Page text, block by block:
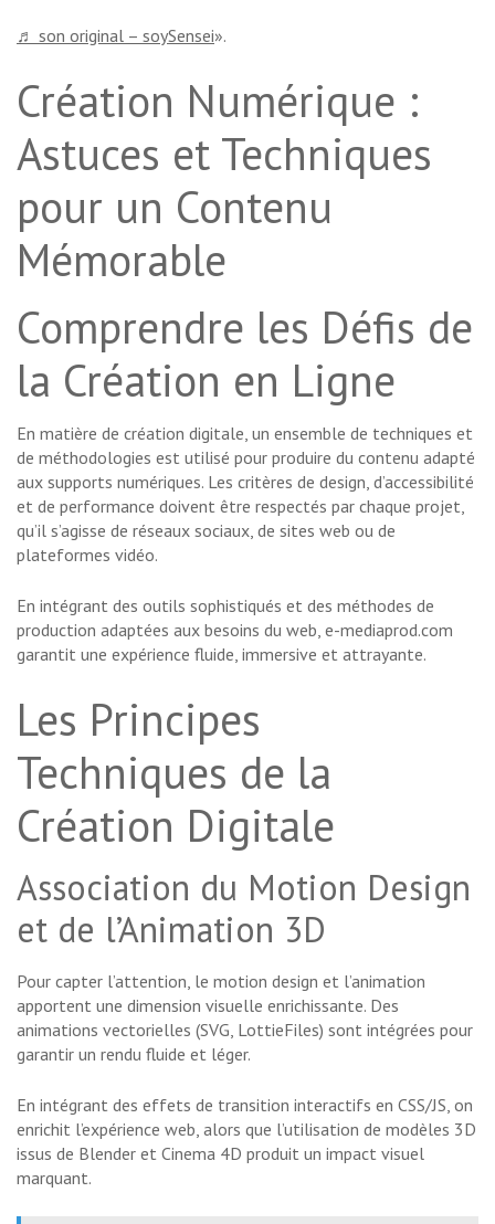
♬ son original – soySensei».
Création Numérique :
Astuces et Techniques
pour un Contenu
Mémorable
Comprendre les Défis de
la Création en Ligne
En matière de création digitale, un ensemble de techniques et
de méthodologies est utilisé pour produire du contenu adapté
aux supports numériques. Les critères de design, d’accessibilité
et de performance doivent être respectés par chaque projet,
qu’il s’agisse de réseaux sociaux, de sites web ou de
plateformes vidéo.
En intégrant des outils sophistiqués et des méthodes de
production adaptées aux besoins du web, e-mediaprod.com
garantit une expérience fluide, immersive et attrayante.
Les Principes
Techniques de la
Création Digitale
Association du Motion Design
et de l’Animation 3D
Pour capter l’attention, le motion design et l’animation
apportent une dimension visuelle enrichissante. Des
animations vectorielles (SVG, LottieFiles) sont intégrées pour
garantir un rendu fluide et léger.
En intégrant des effets de transition interactifs en CSS/JS, on
enrichit l’expérience web, alors que l’utilisation de modèles 3D
issus de Blender et Cinema 4D produit un impact visuel
marquant.